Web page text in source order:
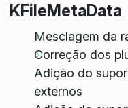
KFileMetaData
Mesclagem da
Correção dos
Adição do
externos